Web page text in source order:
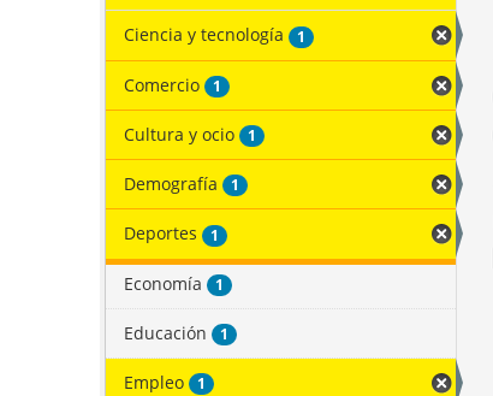
Ciencia y tecnología 1
Comercio 1
Cultura y ocio 1
Demografía 1
Deportes 1
Economía 1
Educación 1
Empleo 1